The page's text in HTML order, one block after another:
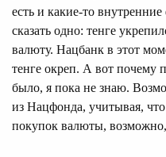
есть и какие-то
сказать одно: тенге
валюту. Нацбанк в этот
тенге окреп. А вот почему
было, я пока не знаю.
из Нацфонда, учитывая,
покупок валюты,